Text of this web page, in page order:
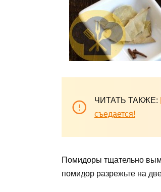
ЧИТАТЬ ТАКЖЕ:
съедается!
Помидоры тщательно
помидор разрежьте на